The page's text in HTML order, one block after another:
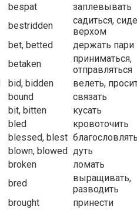
bespat
заплевывать
bestridden
садиться,
верхом
bet, betted
держать пари
betaken
приниматься,
отправляться
bid, bidden
велеть,
bound
связать
bit, bitten
кусать
bled
кровоточить
blessed, blest
blown, blowed дуть
broken
ломать
bred
выращивать,
разводить
brought
принести